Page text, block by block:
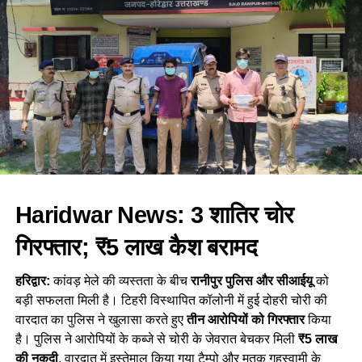
RELATED TOPICS:
ALTERNATIVE ROUTE TO YAMUNOTRI
PILGRIM DEATHS IN UTTARAKHAND
UTTARKASHI RESCUE OPERATION
YAMUNOTRI LANDSLIDE 2025
YAMUNOTRI TREK ROUTE BLOCKED
UP NEXT
ऑनलाइन बुकिंग करते समय रहें सतर्क, फर्जी वेबसाइट से श्रद्धालुओं
के 25 हजार उड़ाए
DON'T MISS
Haridwar News: 3 शातिर चोर
गिरफ्तार; ₹5 लाख कैश बरामद
हरिद्वार: कांवड़ मेले की व्यस्तता के बीचरानीपुर पुलिस और सीआईयूको
बड़ी सफलता मिली है। टिहरी विस्थापित कॉलोनी में हुई दोहरी चोरी की
वारदात का पुलिस ने खुलासा करते हुएतीन आरोपियों को गिरफ्तारकिया
है। पुलिस ने आरोपियों के कब्जे से चोरी के जेवरात बेचकर मिली ₹5 लाख
की नकदी, वारदात में इस्तेमाल किया गया टैम्पो और मृतक गृहस्वामी के